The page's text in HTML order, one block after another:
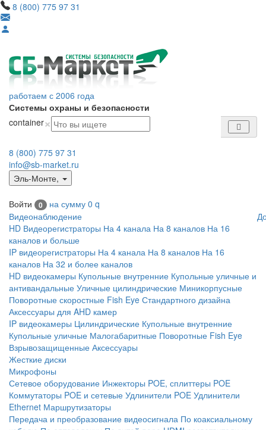
8 (800) 775 97 31
работаем с 2006 года
Системы охраны и безопасности
container×
8 (800) 775 97 31
info@sb-market.ru
Эль-Монте,
Войти 0 на сумму 0 q
Видеонаблюдение
HD Видеорегистраторы На 4 канала На 8 каналов На 16
каналов и больше
IP видеорегистраторы На 4 канала На 8 каналов На 16
каналов На 32 и более каналов
HD видеокамеры Купольные внутренние Купольные уличные и
антивандальные Уличные цилиндрические Миникорпусные
Поворотные скоростные Fish Eye Стандартного дизайна
Аксессуары для AHD камер
IP видеокамеры Цилиндрические Купольные внутренние
Купольные уличные Малогабаритные Поворотные Fish Eye
Взрывозащищенные Аксессуары
Жесткие диски
Микрофоны
Сетевое оборудование Инжекторы POE, сплиттеры POE
Коммутаторы POE и сетевые Удлинители POE Удлинители
Ethernet Маршрутизаторы
Передача и преобразование видеосигнала По коаксиальному